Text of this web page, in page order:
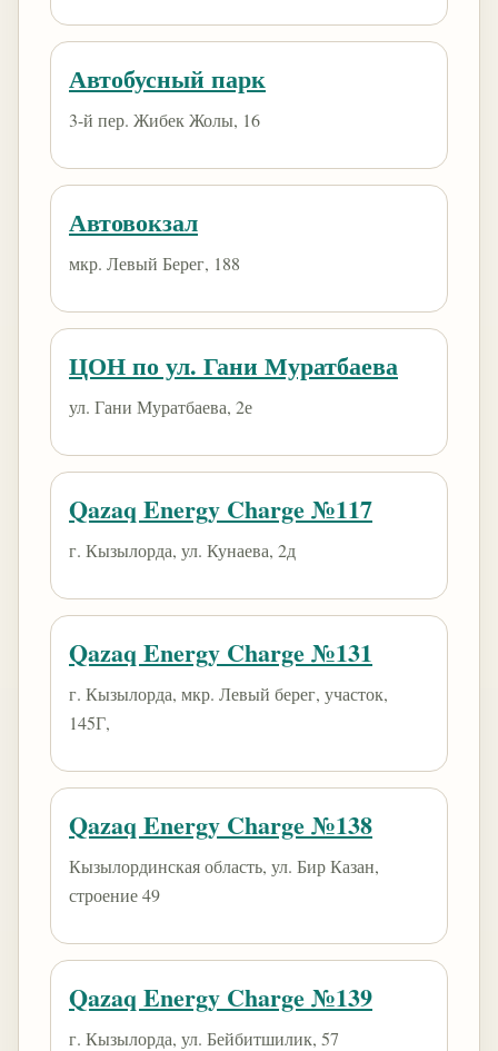
Автобусный парк
3-й пер. Жибек Жолы, 16
Автовокзал
мкр. Левый Берег, 188
ЦОН по ул. Гани Муратбаева
ул. Гани Муратбаева, 2е
Qazaq Energy Charge №117
г. Кызылорда, ул. Кунаева, 2д
Qazaq Energy Charge №131
г. Кызылорда, мкр. Левый берег, участок,
145Г,
Qazaq Energy Charge №138
Кызылординская область, ул. Бир Казан,
строение 49
Qazaq Energy Charge №139
г. Кызылорда, ул. Бейбитшилик, 57